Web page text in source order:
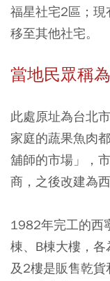
福星社宅2區；
移至其他社宅。
當地民眾稱
此處原址為台北
家庭的蔬果魚肉
舖師的市場」，
商，之後改建為西
1982年完工的西
棟、B棟大樓，
及2樓是販售乾